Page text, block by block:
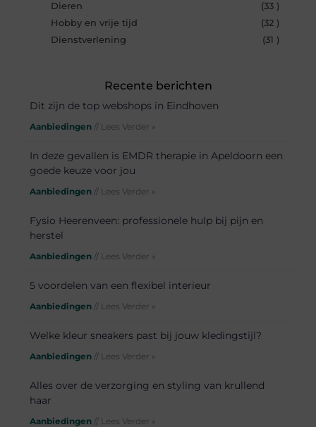
Dieren
(33 )
Hobby en vrije tijd
(32 )
Dienstverlening
(31 )
Recente berichten
Dit zijn de top webshops in Eindhoven
Aanbiedingen // Lees Verder »
In deze gevallen is EMDR therapie in Apeldoorn een
goede keuze voor jou
Aanbiedingen // Lees Verder »
Fysio Heerenveen: professionele hulp bij pijn en
herstel
Aanbiedingen // Lees Verder »
5 voordelen van een flexibel interieur
Aanbiedingen // Lees Verder »
Welke kleur sneakers past bij jouw kledingstijl?
Aanbiedingen // Lees Verder »
Alles over de verzorging en styling van krullend
haar
Aanbiedingen // Lees Verder »